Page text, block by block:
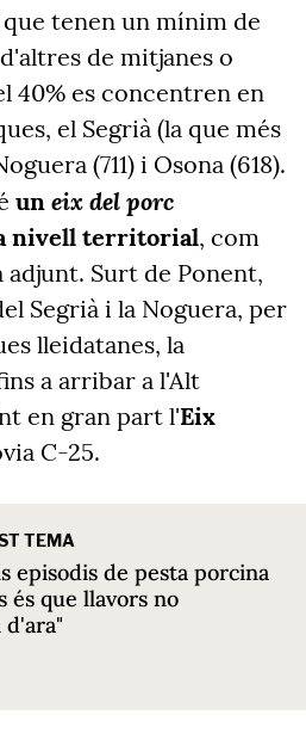
tenen un mínim de
de mitjanes o
40% es concentren en
el Segrià (la que més
(711) i Osona (618).
un eix del porc
nivell territorial, com
adjunt. Surt de Ponent,
Segrià i la Noguera, per
lleidatanes, la
a arribar a l'Alt
en gran part l'Eix
C-25.
TEMA
episodis de pesta porcina
és que llavors no